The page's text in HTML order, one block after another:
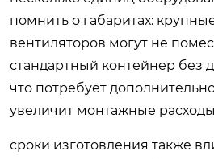
помнить о габаритах:
вентиляторов могут не
стандартный контейнер без
что потребует
увеличит монтажные
сроки изготовления также